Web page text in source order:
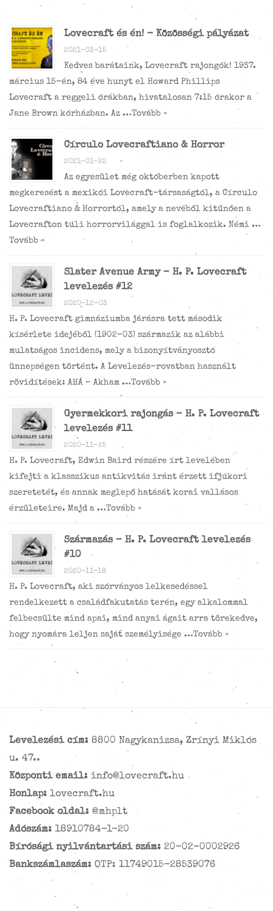
Lovecraft és én! - Közösségi pályázat
2021-03-15
Kedves barátaink, Lovecraft rajongók! 1937.
március 15-én, 84 éve hunyt el Howard Phillips
Lovecraft a reggeli órákban, hivatalosan 7:15 órakor a
Jane Brown kórházban. Az …Tovább »
Círculo Lovecraftiano & Horror
2021-01-22
Az egyesület még októberben kapott
megkeresést a mexikói Lovecraft-társaságtól, a Círculo
Lovecraftiano & Horrortól, amely a nevéből kitűnően a
Lovecrafton túli horrorvilággal is foglalkozik. Némi …
Tovább »
Slater Avenue Army – H. P. Lovecraft
levelezés #12
2020-12-03
H. P. Lovecraft gimnáziumba járásra tett második
kísérlete idejéből (1902-03) származik az alábbi
mulatságos incidens, mely a bizonyítványosztó
ünnepségen történt. A Levelezés-rovatban használt
rövidítések: AHÁ – Akham …Tovább »
Gyermekkori rajongás – H. P. Lovecraft
levelezés #11
2020-11-25
H. P. Lovecraft, Edwin Baird részére írt levelében
kifejti a klasszikus antikvitás iránt érzett ifjúkori
szeretetét, és annak meglepő hatását korai vallásos
érzületeire. Majd a …Tovább »
Származás – H. P. Lovecraft levelezés
#10
2020-11-18
H. P. Lovecraft, aki szórványos lelkesedéssel
rendelkezett a családfakutatás terén, egy alkalommal
felbecsülte mind apai, mind anyai ágait arra törekedve,
hogy nyomára leljen saját személyisége …Tovább »
Levelezési cím: 8800 Nagykanizsa, Zrínyi Miklós
u. 47..
Központi email: info@lovecraft.hu
Honlap: lovecraft.hu
Facebook oldal: @mhplt
Adószám: 18910784-1-20
Bírósági nyilvántartási szám: 20-02-0002926
Bankszámlaszám: OTP: 11749015-28539076